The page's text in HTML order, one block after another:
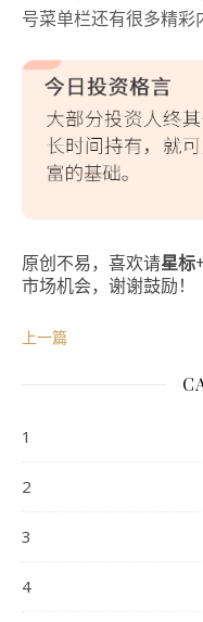
号菜单栏还有很多精
原创不易，喜欢请星标
市场机会，谢谢鼓励！
上一篇
1
2
3
4